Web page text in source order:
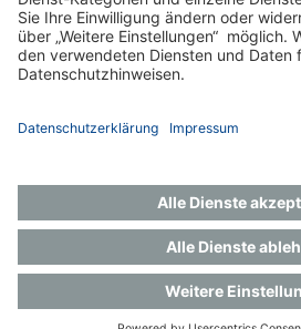
Datenschutz